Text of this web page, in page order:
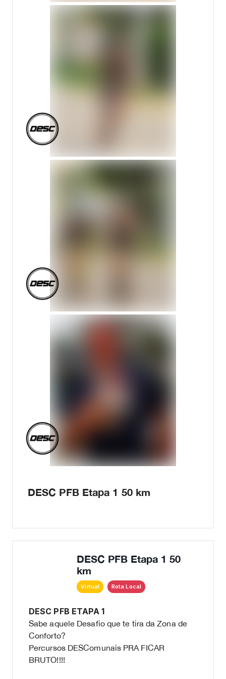
DESC PFB Etapa 1 50 km
DESC PFB Etapa 1 50
km
Virtual Rota Local
DESC PFB ETAPA 1
Sabe aquele Desafio que te tira da Zona de
Conforto?
Percursos DESComunais PRA FICAR
BRUTO!!!!